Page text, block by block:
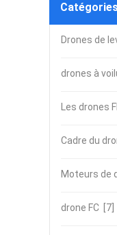
Drones de
drones à
Les drones
Cadre du
Moteurs de
drone FC [7]